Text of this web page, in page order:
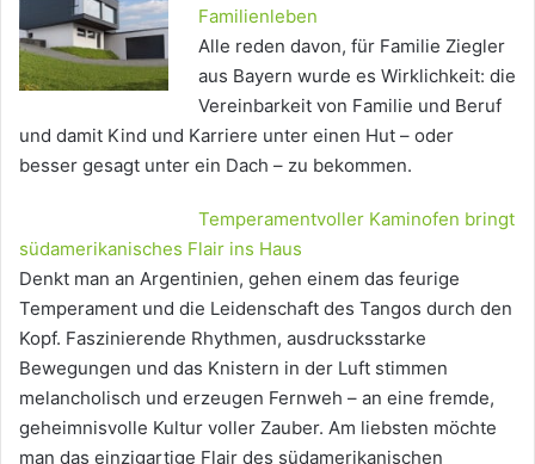
Familienleben
Alle reden davon, für Familie Ziegler
aus Bayern wurde es Wirklichkeit: die
Vereinbarkeit von Familie und Beruf
und damit Kind und Karriere unter einen Hut – oder
besser gesagt unter ein Dach – zu bekommen.
Temperamentvoller Kaminofen bringt
südamerikanisches Flair ins Haus
Denkt man an Argentinien, gehen einem das feurige
Temperament und die Leidenschaft des Tangos durch den
Kopf. Faszinierende Rhythmen, ausdrucksstarke
Bewegungen und das Knistern in der Luft stimmen
melancholisch und erzeugen Fernweh – an eine fremde,
geheimnisvolle Kultur voller Zauber. Am liebsten möchte
man das einzigartige Flair des südamerikanischen